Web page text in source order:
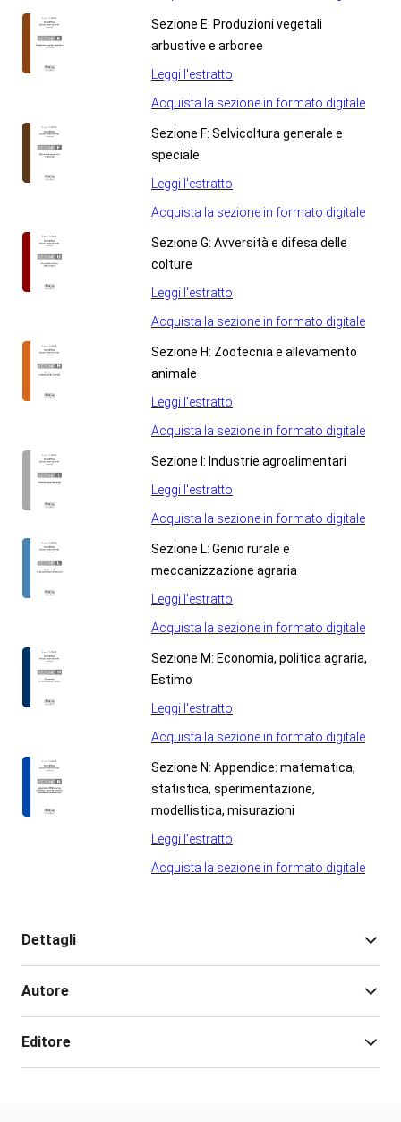
Sezione E: Produzioni vegetali
arbustive e arboree
Leggi l'estratto
Acquista la sezione in formato digitale
Sezione F: Selvicoltura generale e
speciale
Leggi l'estratto
Acquista la sezione in formato digitale
Sezione G: Avversità e difesa delle
colture
Leggi l'estratto
Acquista la sezione in formato digitale
Sezione H: Zootecnia e allevamento
animale
Leggi l'estratto
Acquista la sezione in formato digitale
Sezione I: Industrie agroalimentari
Leggi l'estratto
Acquista la sezione in formato digitale
Sezione L: Genio rurale e
meccanizzazione agraria
Leggi l'estratto
Acquista la sezione in formato digitale
Sezione M: Economia, politica agraria,
Estimo
Leggi l'estratto
Acquista la sezione in formato digitale
Sezione N: Appendice: matematica,
statistica, sperimentazione,
modellistica, misurazioni
Leggi l'estratto
Acquista la sezione in formato digitale
Dettagli
Pagine:
Autore
Editore